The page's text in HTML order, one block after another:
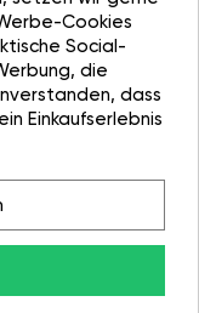
so das
wäre bei so
hätte jeder
Cookies
Social-
die
dass
Einkaufserlebnis